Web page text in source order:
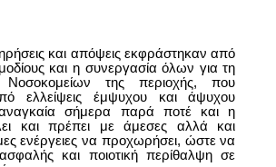
και απόψεις εκφράστηκαν από
και η συνεργασία όλων για τη
της περιοχής, που
ελλείψεις έμψυχου και άψυχου
αναγκαία σήμερα παρά ποτέ και η
και πρέπει με άμεσες αλλά και
ενέργειες να προχωρήσει, ώστε να
και ποιοτική περίθαλψη σε